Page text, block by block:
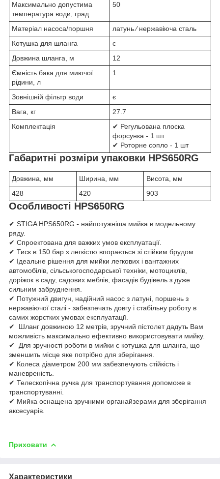
Максимально допустима
температура води, град
50
Матеріал насоса/поршня
латунь ⁄ нержавіюча сталь
Котушка для шланга
є
Довжина шланга, м
12
Ємність бака для миючої
рідини, л
1
Зовнішній фільтр води
є
Вага, кг
27.7
Комплектація
✔ Регульована плоска
форсунка - 1 шт
✔ Роторне сопло - 1 шт
Габаритні розміри упаковки HPS650RG
Довжина, мм Ширина, мм
Висота, мм
428
420 903
Особливості HPS650RG
✔ STIGA HPS650RG - найпотужніша мийка в модельному
ряду.
✔ Спроектована для важких умов експлуатації.
✔ Тиск в 150 бар з легкістю впорається зі стійким брудом.
✔ Ідеальне рішення для мийки легкових і вантажних
автомобілів, сільськогосподарської техніки, мотоциклів,
доріжок в саду, садових меблів, фасадів будівель з дуже
сильним забруднення.
✔ Потужний двигун, надійний насос з латуні, поршень з
нержавіючої сталі - забезпечать довгу і стабільну роботу в
самих жорстких умовах експлуатації.
✔ Шланг довжиною 12 метрів, зручний пістолет дадуть Вам
можливість максимально ефективно використовувати мийку.
✔ Для зручності роботи в мийки є котушка для шланга, що
зменшить місце яке потрібно для зберігання.
✔ Колеса діаметром 200 мм забезпечують стійкість і
маневреність.
✔ Телескопічна ручка для транспортування допоможе в
транспортуванні.
✔ Мийка оснащена зручними органайзерами для зберігання
аксесуарів.
Приховати
Характеристики